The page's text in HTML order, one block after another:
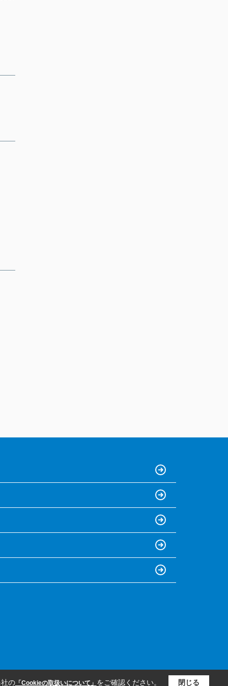
の「Cookieの取扱いについて」 をご確認ください。 閉じる